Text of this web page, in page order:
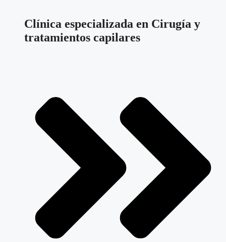
Clínica especializada en Cirugía y
tratamientos capilares